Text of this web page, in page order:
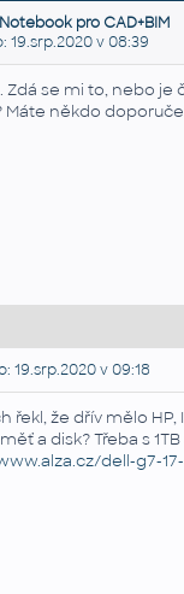
pro CAD+BIM
19.srp.2020 v 08:39
Zdá se mi to, nebo je
Máte někdo
19.srp.2020 v 09:18
řekl, že dřív mělo
a disk? Třeba s
dell-g7-